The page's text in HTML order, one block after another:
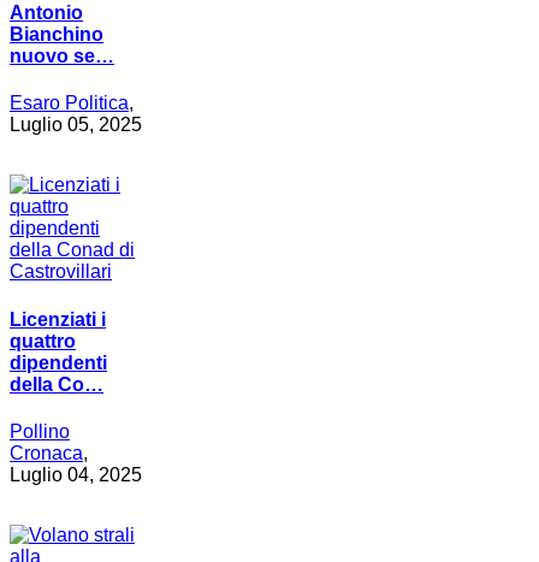
Antonio
Bianchino
nuovo se…
Esaro Politica,
Luglio 05, 2025
Licenziati i
quattro
dipendenti
della Co…
Pollino
Cronaca,
Luglio 04, 2025